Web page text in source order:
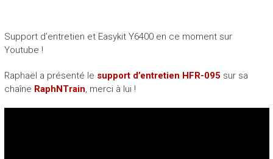
Support d’entretien et Easykit Y6400 en ce moment sur
Youtube !
Raphaël a présenté le support d’entretien HFR-095 sur sa
chaîne RaphNTrain, merci à lui !